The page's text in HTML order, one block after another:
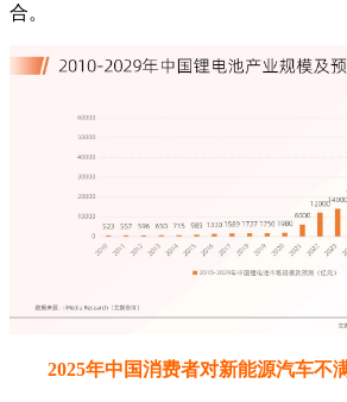
合。
2025年中国消费者对新能源汽车不